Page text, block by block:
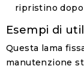
ripristino dopo
Esempi di
Questa lama
manutenzione